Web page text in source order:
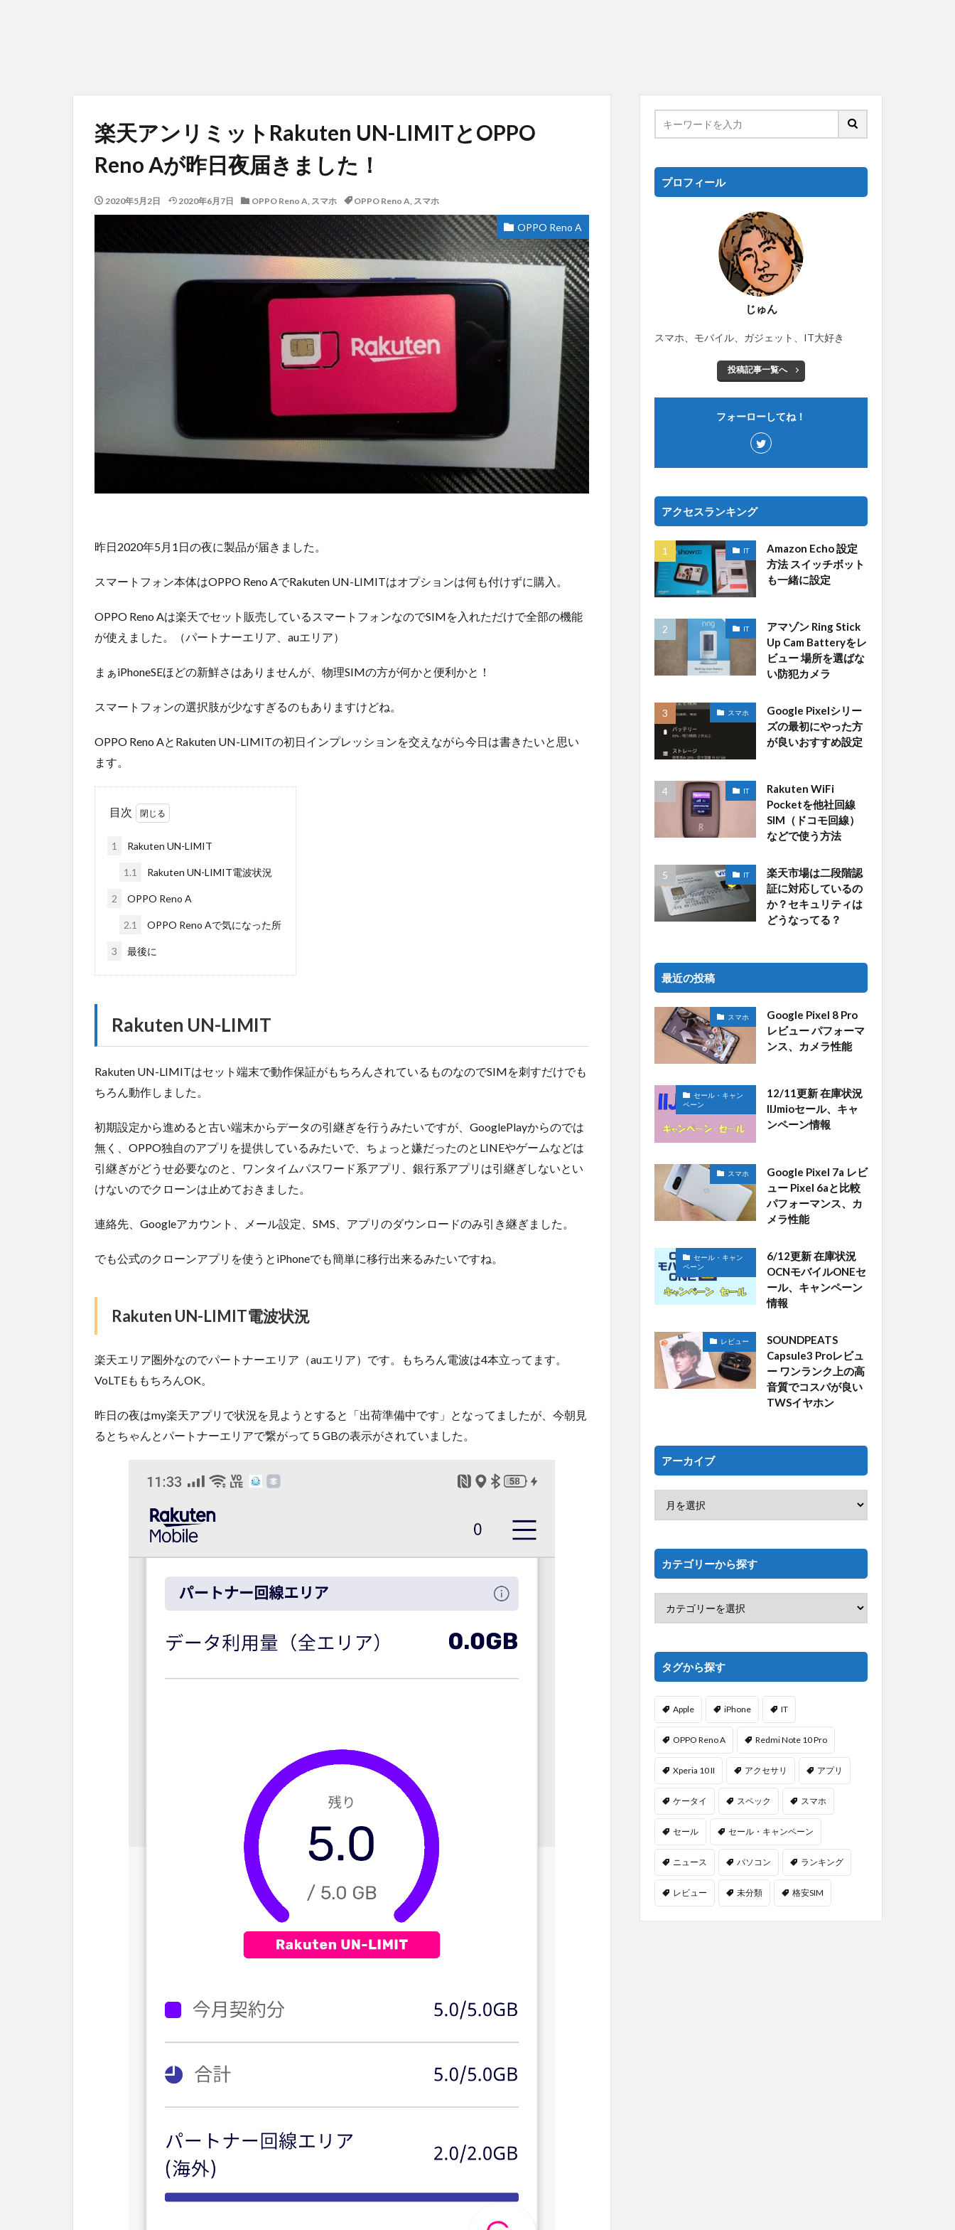
楽天アンリミットRakuten UN-LIMITとOPPO
Reno Aが昨日夜届きました！
2020年5月2日 2020年6月7日 OPPO Reno A, スマホ OPPO Reno A, スマホ
OPPO Reno A
昨日2020年5月1日の夜に製品が届きました。
スマートフォン本体はOPPO Reno AでRakuten UN-LIMITはオプションは何も付けずに購入。
OPPO Reno Aは楽天でセット販売しているスマートフォンなのでSIMを入れただけで全部の機能
が使えました。（パートナーエリア、auエリア）
まぁiPhoneSEほどの新鮮さはありませんが、物理SIMの方が何かと便利かと！
スマートフォンの選択肢が少なすぎるのもありますけどね。
OPPO Reno AとRakuten UN-LIMITの初日インプレッションを交えながら今日は書きたいと思い
ます。
目次
1 Rakuten UN-LIMIT
1.1 Rakuten UN-LIMIT電波状況
2 OPPO Reno A
2.1 OPPO Reno Aで気になった所
3 最後に
Rakuten UN-LIMIT
Rakuten UN-LIMITはセット端末で動作保証がもちろんされているものなのでSIMを刺すだけでも
ちろん動作しました。
初期設定から進めると古い端末からデータの引継ぎを行うみたいですが、GooglePlayからのでは
無く、OPPO独自のアプリを提供しているみたいで、ちょっと嫌だったのとLINEやゲームなどは
引継ぎがどうせ必要なのと、ワンタイムパスワード系アプリ、銀行系アプリは引継ぎしないとい
けないのでクローンは止めておきました。
連絡先、Googleアカウント、メール設定、SMS、アプリのダウンロードのみ引き継ぎました。
でも公式のクローンアプリを使うとiPhoneでも簡単に移行出来るみたいですね。
Rakuten UN-LIMIT電波状況
楽天エリア圏外なのでパートナーエリア（auエリア）です。もちろん電波は4本立ってます。
VoLTEももちろんOK。
昨日の夜はmy楽天アプリで状況を見ようとすると「出荷準備中です」となってましたが、今朝見
るとちゃんとパートナーエリアで繋がって５GBの表示がされていました。
プロフィール
じゅん
スマホ、モバイル、ガジェット、IT大好き
投稿記事一覧へ
フォーローしてね！
アクセスランキング
IT
Amazon Echo 設定
方法 スイッチボット
も一緒に設定
IT
アマゾン Ring Stick
Up Cam Batteryをレ
ビュー 場所を選ばな
い防犯カメラ
スマホ
Google Pixelシリー
ズの最初にやった方
が良いおすすめ設定
IT
Rakuten WiFi
Pocketを他社回線
SIM（ドコモ回線）
などで使う方法
IT
楽天市場は二段階認
証に対応しているの
か？セキュリティは
どうなってる？
最近の投稿
スマホ
Google Pixel 8 Pro
レビュー パフォーマ
ンス、カメラ性能
セール・キャン
ペーン
12/11更新 在庫状況
IIJmioセール、キャ
ンペーン情報
スマホ
Google Pixel 7a レビ
ュー Pixel 6aと比較
パフォーマンス、カ
メラ性能
セール・キャン
ペーン
6/12更新 在庫状況
OCNモバイルONEセ
ール、キャンペーン
情報
レビュー
SOUNDPEATS
Capsule3 Proレビュ
ー ワンランク上の高
音質でコスパが良い
TWSイヤホン
アーカイブ
カテゴリーから探す
タグから探す
Apple iPhone IT
OPPO Reno A Redmi Note 10 Pro
Xperia 10 II アクセサリ アプリ
ケータイ スペック スマホ
セール セール・キャンペーン
ニュース パソコン ランキング
レビュー 未分類 格安SIM